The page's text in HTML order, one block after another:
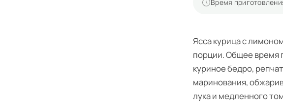
Время
Ясса курица с
порции. Общее время
куриное бедро,
маринования,
лука и медленного